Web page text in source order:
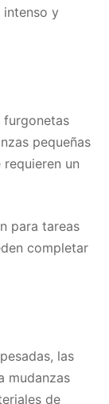
y
furgonetas
pequeñas
un
para tareas
completar
las
mudanzas
de